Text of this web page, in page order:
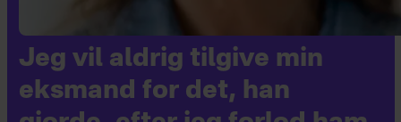
Jeg vil aldrig tilgive min
eksmand for det, han